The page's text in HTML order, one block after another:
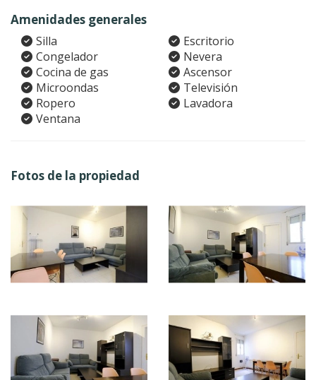
Amenidades generales
Silla
Escritorio
Congelador
Nevera
Cocina de gas
Ascensor
Microondas
Televisión
Ropero
Lavadora
Ventana
Fotos de la propiedad